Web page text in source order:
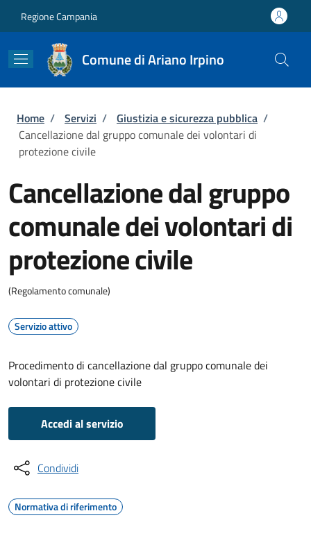
Regione Campania
Comune di Ariano Irpino
Briciole di pane
Home / Servizi / Giustizia e sicurezza pubblica /
Cancellazione dal gruppo comunale dei volontari di
protezione civile
Cancellazione dal gruppo
comunale dei volontari di
protezione civile
(Regolamento comunale)
Servizio attivo
Procedimento di cancellazione dal gruppo comunale dei
volontari di protezione civile
Accedi al servizio
Condividi
Normativa di riferimento